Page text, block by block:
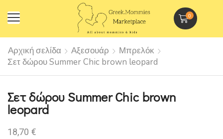
0
Αρχική σελίδα Αξεσουάρ
Μπρελόκ
Σετ δώρου Summer Chic brown leopard
Σετ δώρου Summer Chic brown
leopard
18,70 €